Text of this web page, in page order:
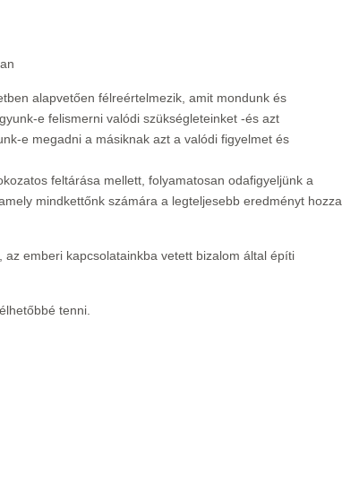
alapvetően félreértelmezik, amit mondunk és
e felismerni valódi szükségleteinket -és azt
e megadni a másiknak azt a valódi figyelmet és
feltárása mellett, folyamatosan odafigyeljünk a
mindkettőnk számára a legteljesebb eredményt hozza
emberi kapcsolatainkba vetett bizalom által építi
tenni.